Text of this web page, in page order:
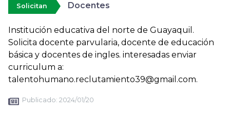
Solicitan Docentes
Institución educativa del norte de Guayaquil.
Solicita docente parvularia, docente de educación
básica y docentes de ingles. interesadas enviar
curriculum a:
talentohumano.reclutamiento39@gmail.com.
Publicado: 2024/01/20